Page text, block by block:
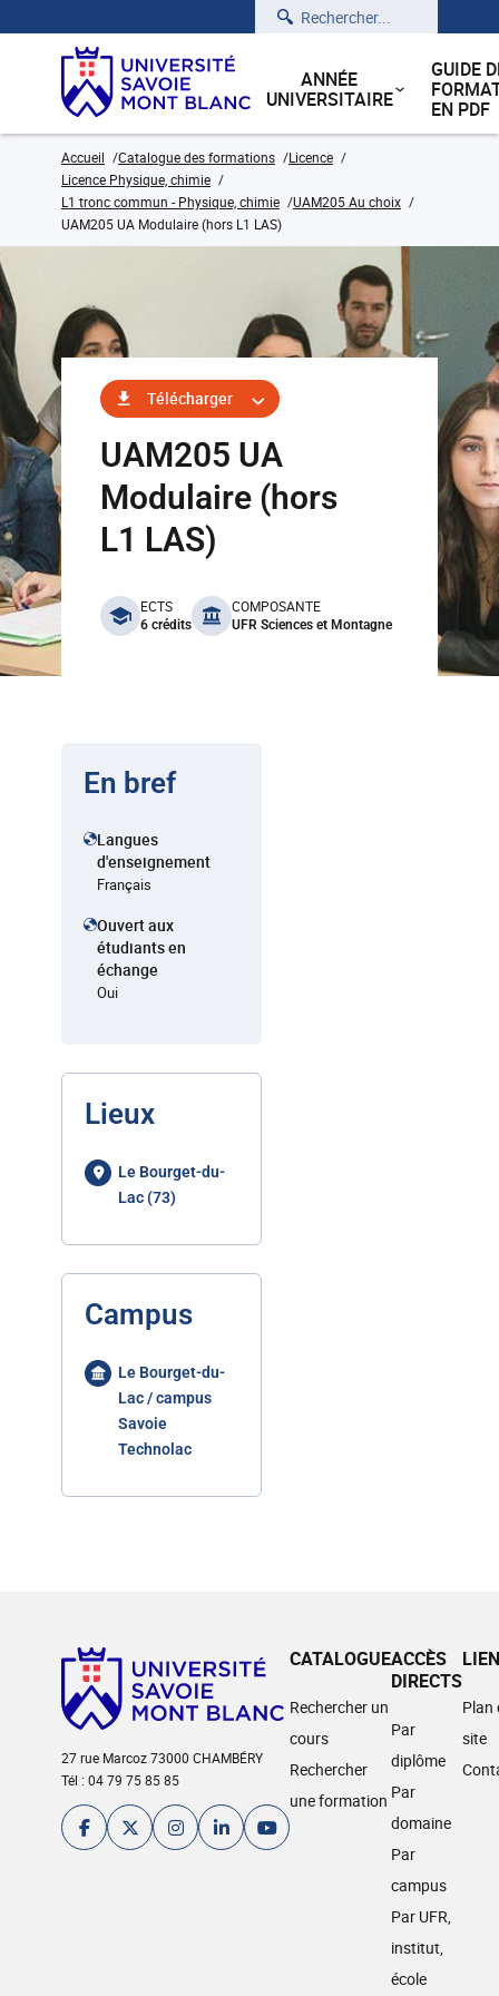
Rechercher
ANNÉE
UNIVERSITAIRE
GUIDE
EN PDF
Accueil Catalogue des formations
Licence
Licence Physique, chimie
L1 tronc commun - Physique, chimie
UAM205 Au choix
UAM205 UA Modulaire (hors L1 LAS)
Télécharger
UAM205 UA
Modulaire (hors
L1 LAS)
benefits
ECTS
6 crédits
COMPOSANTE
UFR Sciences et Montagne
En bref
Langues
d'enseignement
Français
Ouvert aux
étudiants en
échange
Oui
Lieux
Le Bourget-du-
Lac (73)
Campus
Le Bourget-du-
Lac / campus
Savoie
Technolac
27 rue Marcoz 73000 CHAMBÉRY
Tél : 04 79 75 85 85
CATALOGUE
Rechercher un
cours
Rechercher
une formation
ACCÈS
DIRECTS
Par
diplôme
Par
domaine
Par
campus
Par UFR,
institut,
école
Plan
site